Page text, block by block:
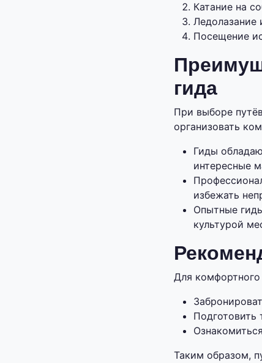
Катание на
Ледолазание
Посещение
гида
При выборе
организовать
Гиды
интересные
избежать
Опытные
культурой
Для
Таким образом,